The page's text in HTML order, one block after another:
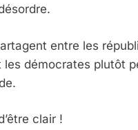
entre les
démocrates plutôt
clair !